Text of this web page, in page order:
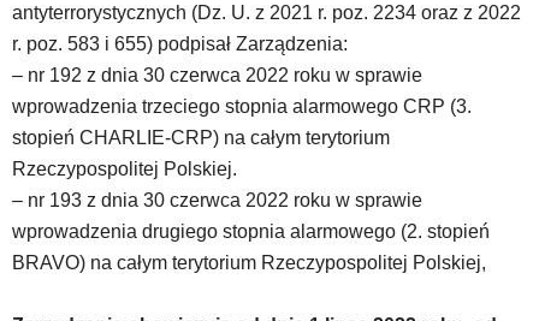
antyterrorystycznych (Dz. U. z 2021 r. poz. 2234 oraz z 2022
r. poz. 583 i 655) podpisał Zarządzenia:
– nr 192 z dnia 30 czerwca 2022 roku w sprawie
wprowadzenia trzeciego stopnia alarmowego CRP (3.
stopień CHARLIE-CRP) na całym terytorium
Rzeczypospolitej Polskiej.
– nr 193 z dnia 30 czerwca 2022 roku w sprawie
wprowadzenia drugiego stopnia alarmowego (2. stopień
BRAVO) na całym terytorium Rzeczypospolitej Polskiej,